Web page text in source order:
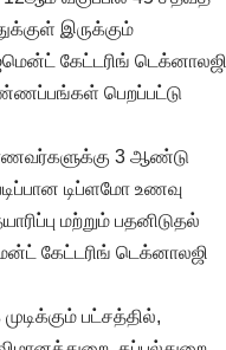
இருக்கும்
கேட்டரிங் டெக்னாலஜி
பெறப்பட்டு
மாணவர்களுக்கு 3 ஆண்டு
டிப்ளமோ உணவு
மற்றும் பதனிடுதல்
கேட்டரிங் டெக்னாலஜி
பட்சத்தில்,